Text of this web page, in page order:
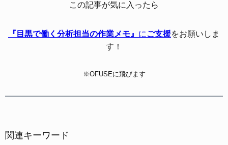
この記事が気に入ったら
『目黒で働く分析担当の作業メモ』 に ご支援をお願いしま
す！
※OFUSEに飛びます
関連キーワード